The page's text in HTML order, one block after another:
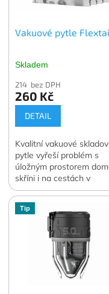
Vakuové pytle
Skladem
214 bez DPH
260 Kč
DETAIL
Kvalitní vakuové
pytle vyřeší problém s
úložným prostorem
skříni i na cestách v
zavazadle. Vakuování
dokáže zmenšit objem
skladovaného oblečení a
lůžkovin o 70 až 90 %.
Ochrání skladované věci
před prachem, vlhkostí,
nebo plísní ať už je
skladujete kdekoli. V
4 ks. vybrané velikosti.
Tip